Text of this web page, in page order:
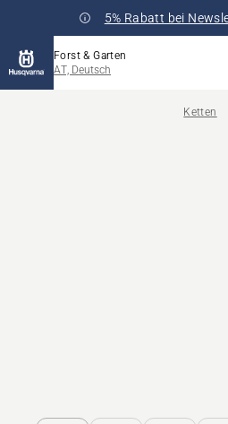
5% Rabatt bei
Forst & Garten
AT, Deutsch
Ketten